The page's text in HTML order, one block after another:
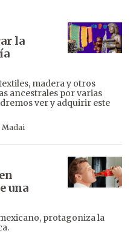
la
madera y otros
ancestrales por varias
ver y adquirir este
Madai
una
protagoniza la